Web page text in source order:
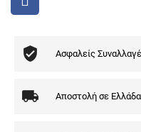
Ασφαλείς
Αποστολή σε